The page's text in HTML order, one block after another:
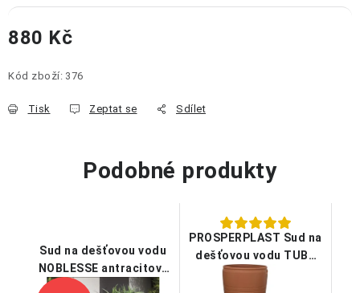
880 Kč
Kód zboží: 376
Tisk Zeptat se Sdílet
Podobné produkty
Sud na dešťovou vodu
NOBLESSE antracitový
granit 275l
PROSPERPLAST Sud na
dešťovou vodu TUBE
terakota 230l